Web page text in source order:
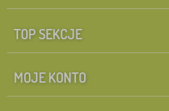
TOP SEKCJE
MOJE KONTO